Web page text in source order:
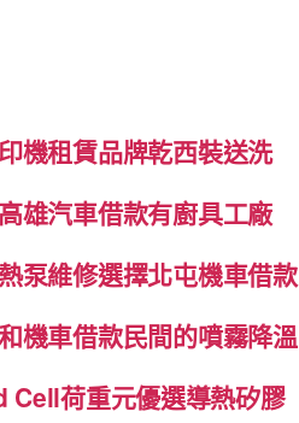
機租賃品牌乾西裝送洗
雄汽車借款有廚具工廠
泵維修選擇北屯機車借款
機車借款民間的噴霧降溫
Cell荷重元優選導熱矽膠